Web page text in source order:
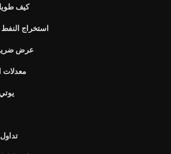
كيف
استخراج
عرض
معدلات